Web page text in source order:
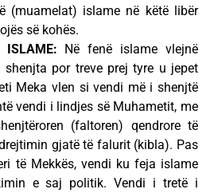
(muamelat) islame në këtë libër
së kohës.
ISLAME: Në fenë islame vlejnë
por treve prej tyre u jepet
Meka vlen si vendi më i shenjtë
vendi i lindjes së Muhametit, me
(faltoren) qendrore të
gjatë të falurit (kibla). Pas
të Mekkës, vendi ku feja islame
e saj politik. Vendi i tretë i